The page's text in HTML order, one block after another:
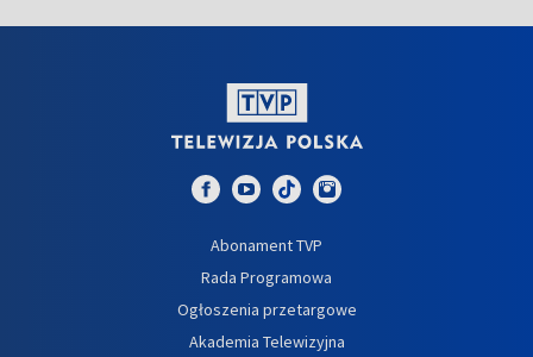
Abonament TVP
Rada Programowa
Ogłoszenia przetargowe
Akademia Telewizyjna